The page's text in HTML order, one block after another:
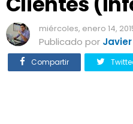
e
i
a
s
p
miércoles, enero 14,
Publicado por
Compartir